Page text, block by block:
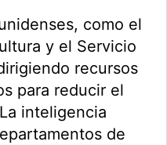
como el
y el Servicio
recursos
para reducir el
inteligencia
de